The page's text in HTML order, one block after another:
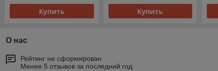
Купить Купить
О нас
Рейтинг не сформирован
Менее 5 отзывов за последний год